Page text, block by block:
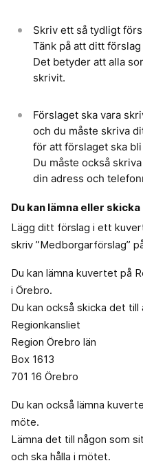
Skriv ett så tydligt
Tänk på att ditt
Det betyder att alla
skrivit.
Förslaget ska vara
och du måste skriva
för att förslaget ska
Du måste också
din adress och
Du kan lämna eller
Lägg ditt förslag i ett
skriv ”Medborgarförslag”
Du kan lämna kuvertet på
i Örebro.
Du kan också skicka det till
Regionkansliet
Region Örebro län
Box 1613
701 16 Örebro
Du kan också lämna
möte.
Lämna det till någon som
och ska hålla i mötet.